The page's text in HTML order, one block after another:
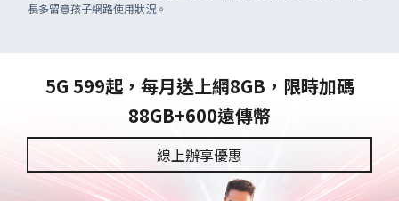
長多留意孩子網路使用狀況。
5G 599起，每月送上網8GB，限時加碼
88GB+600遠傳幣
線上辦享優惠